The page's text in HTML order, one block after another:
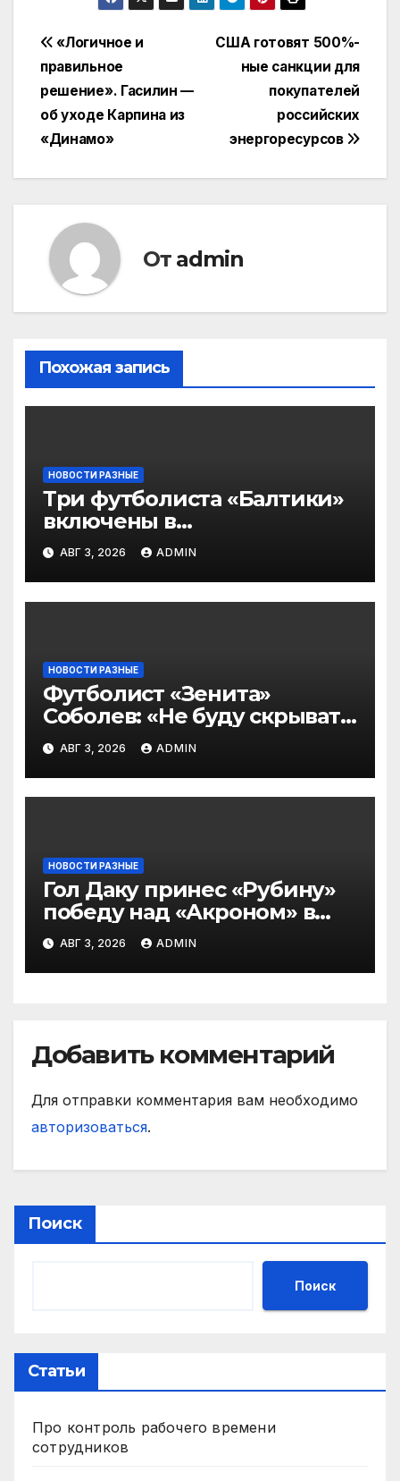
Навигация
по
записям
США готовят 500%-
ные санкции для
покупателей
российских
энергоресурсов
«Логичное и
правильное
решение». Гасилин —
об уходе Карпина из
«Динамо»
От admin
Похожая запись
НОВОСТИ РАЗНЫЕ
Три футболиста «Балтики»
включены в
символическую сборную
2‑го тура РПЛ по версии
подписчиков МАТЧ
ПРЕМЬЕР
АВГ 3, 2026 ADMIN
НОВОСТИ РАЗНЫЕ
Футболист «Зенита»
Соболев: «Не буду скрывать
— в Оренбурге всегда
тяжело играть»
АВГ 3, 2026 ADMIN
НОВОСТИ РАЗНЫЕ
Гол Даку принес «Рубину»
победу над «Акроном» в
матче РПЛ
АВГ 3, 2026 ADMIN
Добавить комментарий
Для отправки комментария вам необходимо
авторизоваться.
Поиск
Поиск
Статьи
Про контроль рабочего времени
сотрудников